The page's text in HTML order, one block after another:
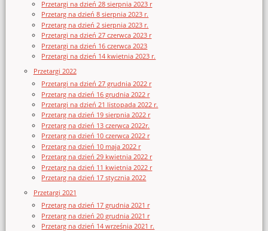
Przetargi na dzień 28 sierpnia 2023 r
Przetarg na dzień 8 sierpnia 2023 r.
Przetarg na dzień 2 sierpnia 2023 r.
Przetargi na dzień 27 czerwca 2023 r
Przetargi na dzień 16 czerwca 2023
Przetargi na dzień 14 kwietnia 2023 r.
Przetargi 2022
Przetargi na dzień 27 grudnia 2022 r
Przetarg na dzień 16 grudnia 2022 r
Przetargi na dzień 21 listopada 2022 r.
Przetarg na dzień 19 sierpnia 2022 r
Przetarg na dzień 13 czerwca 2022r.
Przetarg na dzień 10 czerwca 2022 r
Przetarg na dzień 10 maja 2022 r
Przetarg na dzień 29 kwietnia 2022 r
Przetarg na dzień 11 kwietnia 2022 r
Przetarg na dzień 17 stycznia 2022
Przetargi 2021
Przetarg na dzień 17 grudnia 2021 r
Przetarg na dzień 20 grudnia 2021 r
Przetarg na dzień 14 września 2021 r.